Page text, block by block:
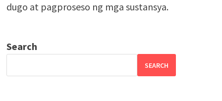
dugo at pagproseso ng mga sustansya.
Search
SEARCH